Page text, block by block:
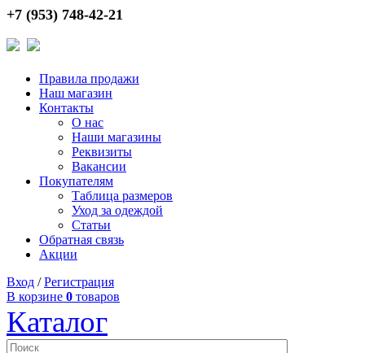
+7 (953) 748-42-21
Правила продажи
Наш магазин
Контакты
О нас
Наши магазины
Реквизиты
Вакансии
Покупателям
Таблица размеров
Уход за одеждой
Статьи
Обратная связь
Акции
Вход /Регистрация
В корзине 0 товаров
Каталог